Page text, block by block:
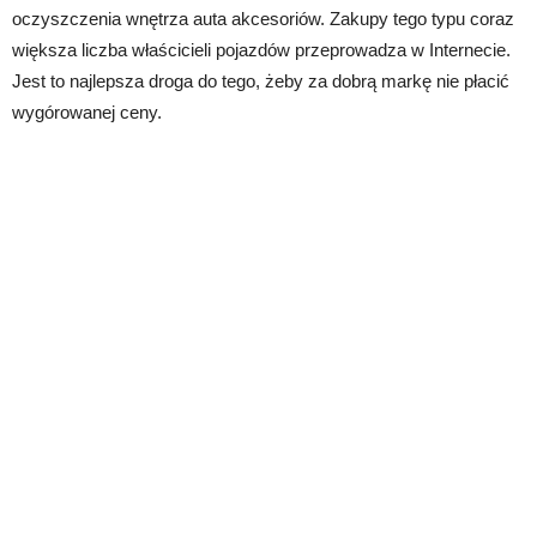
oczyszczenia wnętrza auta akcesoriów. Zakupy tego typu coraz
większa liczba właścicieli pojazdów przeprowadza w Internecie.
Jest to najlepsza droga do tego, żeby za dobrą markę nie płacić
wygórowanej ceny.